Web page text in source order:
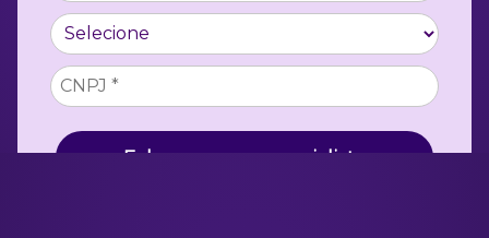
Fale com um especialista